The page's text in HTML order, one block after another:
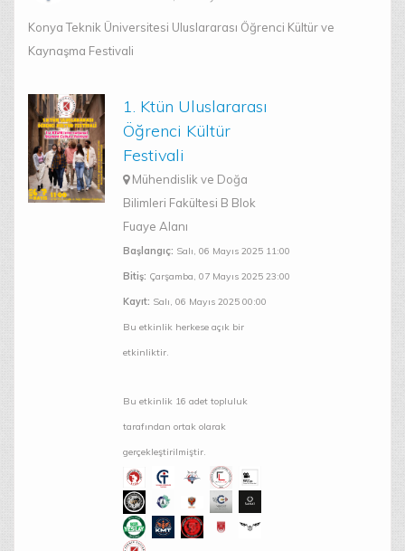
Konya Teknik Üniversitesi Uluslararası Öğrenci Kültür ve
Kaynaşma Festivali
1. Ktün Uluslararası
Öğrenci Kültür
Festivali
Mühendislik ve Doğa
Bilimleri Fakültesi B Blok
Fuaye Alanı
Başlangıç: Salı, 06 Mayıs 2025 11:00
Bitiş: Çarşamba, 07 Mayıs 2025 23:00
Kayıt: Salı, 06 Mayıs 2025 00:00
Bu etkinlik herkese açık bir
etkinliktir.
Bu etkinlik 16 adet topluluk
tarafından ortak olarak
gerçekleştirilmiştir.